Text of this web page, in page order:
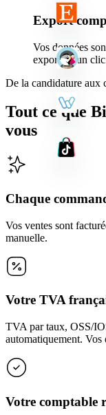
Export
Vos données
export en un
De la candidature aux
Tout ce que
vous
Chaque
Vos ventes sont
manuelle.
Votre TVA
TVA par taux, OSS/
automatiquement. Vos
Votre comptable